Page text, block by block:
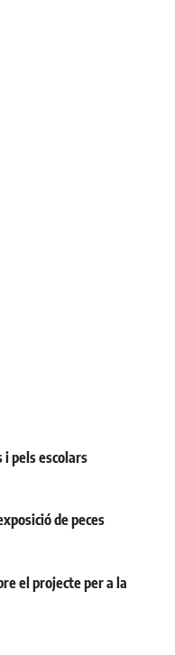
i pels escolars
de peces
el projecte per a la